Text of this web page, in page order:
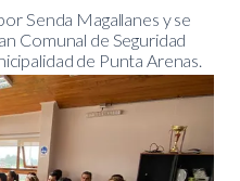
Senda Magallanes y se
Comunal de Seguridad
de Punta Arenas.